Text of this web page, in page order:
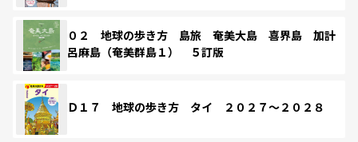
０２ 地球の歩き方 島旅 奄美大島 喜界島 加計
呂麻島（奄美群島１） ５訂版
Ｄ１７ 地球の歩き方 タイ ２０２７～２０２８